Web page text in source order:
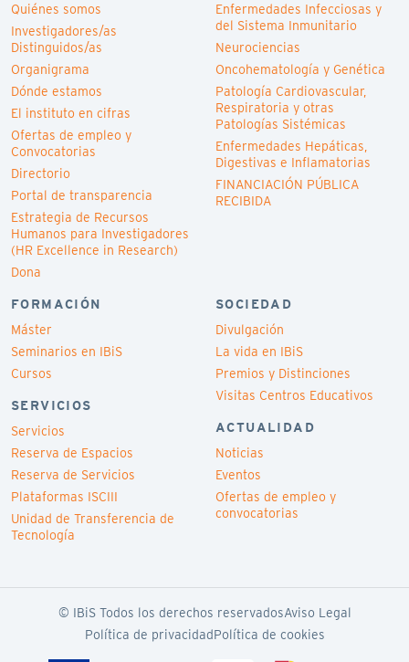
Quiénes somos
Investigadores/as
Distinguidos/as
Organigrama
Dónde estamos
El instituto en cifras
Ofertas de empleo y
Convocatorias
Directorio
Portal de transparencia
Estrategia de Recursos
Humanos para Investigadores
(HR Excellence in Research)
Dona
Enfermedades Infecciosas y
del Sistema Inmunitario
Neurociencias
Oncohematología y Genética
Patología Cardiovascular,
Respiratoria y otras
Patologías Sistémicas
Enfermedades Hepáticas,
Digestivas e Inflamatorias
FINANCIACIÓN PÚBLICA
RECIBIDA
FORMACIÓN
Máster
Seminarios en IBiS
Cursos
SERVICIOS
Servicios
Reserva de Espacios
Reserva de Servicios
Plataformas ISCIII
Unidad de Transferencia de
Tecnología
SOCIEDAD
Divulgación
La vida en IBiS
Premios y Distinciones
Visitas Centros Educativos
ACTUALIDAD
Noticias
Eventos
Ofertas de empleo y
convocatorias
© IBiS Todos los derechos reservadosAviso Legal
Política de privacidadPolítica de cookies